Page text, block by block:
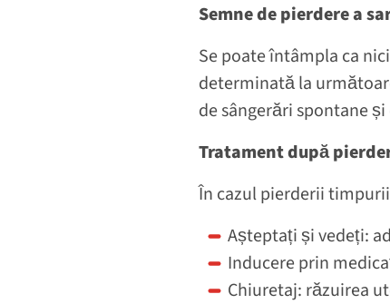
Semne de pierdere a
Se poate întâmpla ca
determinată la
de sângerări spontane
Tratament după
În cazul pierderii
Așteptați și vedeți:
Inducere prin
Chiuretaj: răzuirea